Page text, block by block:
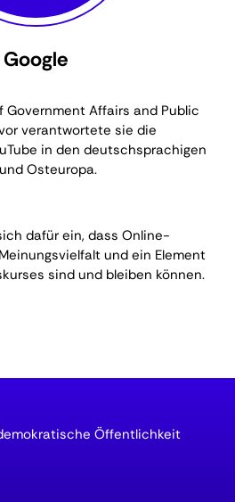
Google
Government Affairs and Public
verantwortete sie die
in den deutschsprachigen
Osteuropa.
dafür ein, dass Online-
und ein Element
sind und bleiben können.
Öffentlichkeit